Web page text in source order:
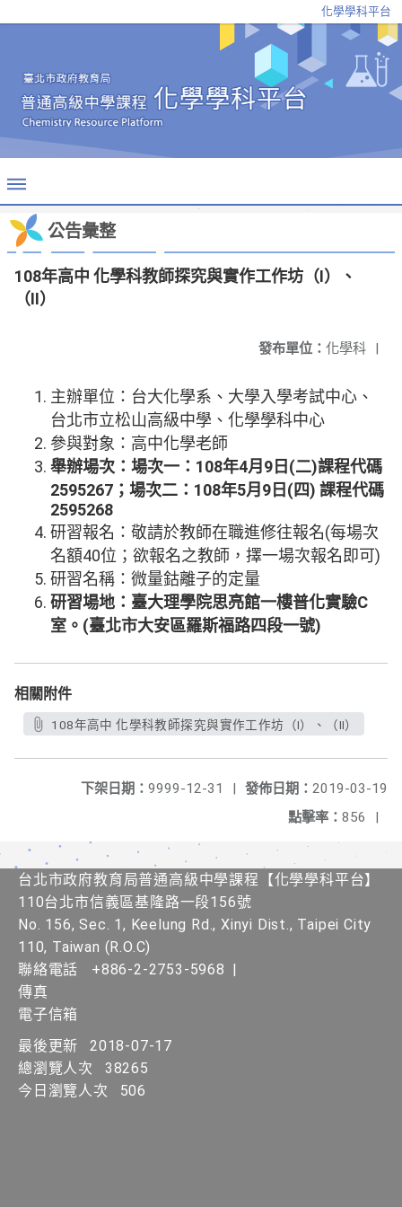
化學學科平台
公告彙整
108年高中 化學科教師探究與實作工作坊（I）、
（II）
發布單位： 化學科 |
主辦單位：台大化學系、大學入學考試中心、
台北市立松山高級中學、化學學科中心
參與對象：高中化學老師
舉辦場次：場次一：108年4月9日(二)課程代碼
2595267；場次二：108年5月9日(四) 課程代碼
2595268
研習報名：敬請於教師在職進修往報名(每場次
名額40位；欲報名之教師，擇一場次報名即可)
研習名稱：微量鈷離子的定量
研習場地：臺大理學院思亮館一樓普化實驗C
室。(臺北市大安區羅斯福路四段一號)
相關附件
108年高中 化學科教師探究與實作工作坊（I）、（II）
發佈日期： 2019-03-19
下架日期： 9999-12-31
|
點擊率： 856 |
台北市政府教育局普通高級中學課程【化學學科平台】
110台北市信義區基隆路一段156號
No. 156, Sec. 1, Keelung Rd., Xinyi Dist., Taipei City
110, Taiwan (R.O.C)
聯絡電話
+886-2-2753-5968 |
傳真
電子信箱
最後更新
2018-07-17
總瀏覽人次
38265
今日瀏覽人次
506